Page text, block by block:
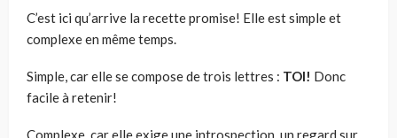
C’est ici qu’arrive la recette promise! Elle est simple et
complexe en même temps.
Simple, car elle se compose de trois lettres : TOI! Donc
facile à retenir!
Complexe, car elle exige une introspection, un regard sur